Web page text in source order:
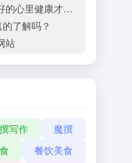
在当今时代越走越远。
了解吗？
站
写作
魔撰
餐饮美食